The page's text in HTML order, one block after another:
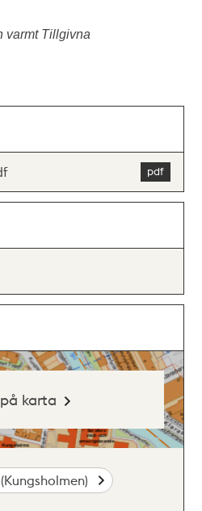
varmt Tillgivna
karta